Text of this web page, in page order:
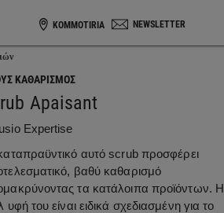
KOMMOTIRIA NEWSLETTER
ΚΑΘΑΡΙΣΜΌΣ
Apaisant
Expertise
αυτό scrub προσφέρει
βαθύ καθαρισμό
τα κατάλοιπα προϊόντων. Η
υφή του είναι ειδικά σχεδιασμένη για το